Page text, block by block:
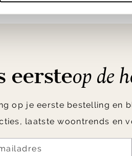
eersteop de
op je eerste bestelling en
laatste woontrends en